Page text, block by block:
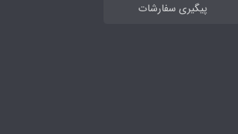
پیگیری سفارشات